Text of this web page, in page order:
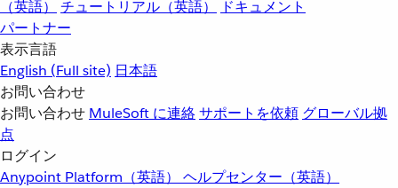
（英語） チュートリアル（英語）
ドキュメント
パートナー
表示言語
English (Full site) 日本語
お問い合わせ
お問い合わせ MuleSoft に連絡サポートを依頼 グローバル拠
点
ログイン
Anypoint Platform（英語） ヘルプセンター（英語）